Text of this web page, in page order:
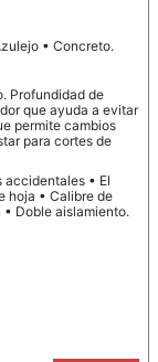
• Concreto.
Profundidad de
que ayuda a evitar
permite cambios
para cortes de
accidentales • El
hoja • Calibre de
Doble aislamiento.